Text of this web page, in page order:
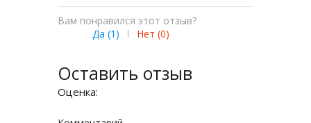
Вам понравился этот отзыв?
Да (1 ) | Нет (0)
Оставить отзыв
Оценка: